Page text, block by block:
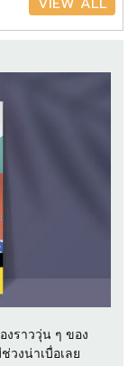
งราววุ่น ๆ ของ
วงน่าเบื่อเลย